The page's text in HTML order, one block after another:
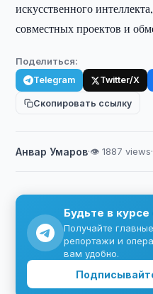
искусственного
совместных проектов и
Поделиться:
Telegram Twitter/X
Скопировать ссылку
Анвар Умаров·👁 1887 views·
Будьте в
Получайте
репортажи и
вам удобно.